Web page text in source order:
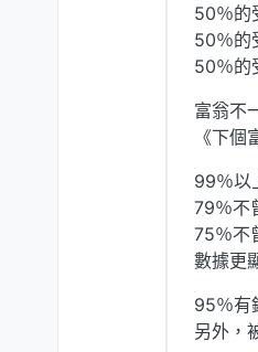
50％的
50％的
50％的
富翁不
《下
99％以
79％不
75％不
數據更
95％有
另外，